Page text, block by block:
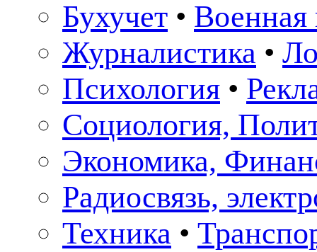
Бухучет • Военная
Журналистика •
Психология •
Социология,
Экономика,
Радиосвязь,
Техника •